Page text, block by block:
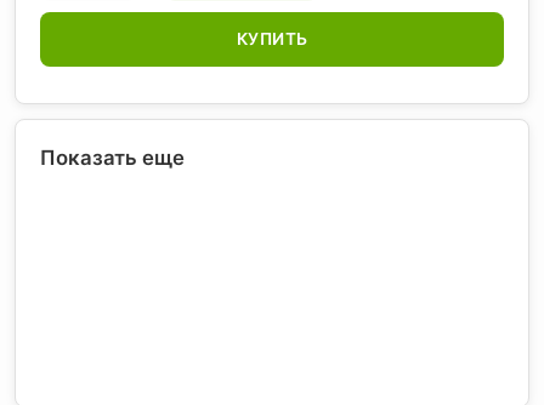
КУПИТЬ
Показать еще